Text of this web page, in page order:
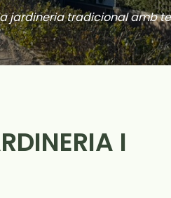
jardineria tradicional amb
I